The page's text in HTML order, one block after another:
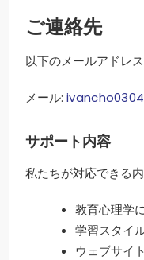
ご連絡先
以下のメールアドレ
メール:
サポート内容
私たちが対応できる
教育心理学
学習スタイ
ウェブサイ